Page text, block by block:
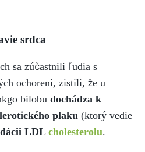
srdca
sa zúčastnili ľudia s
ochorení, zistili, že u
bilobu dochádza k
plaku (ktorý vedie
LDL cholesterolu.